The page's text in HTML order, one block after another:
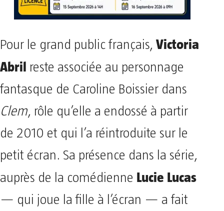
Pour le grand public français, Victoria
Abril reste associée au personnage
fantasque de Caroline Boissier dans
Clem, rôle qu’elle a endossé à partir
de 2010 et qui l’a réintroduite sur le
petit écran. Sa présence dans la série,
auprès de la comédienne Lucie Lucas
— qui joue la fille à l’écran — a fait